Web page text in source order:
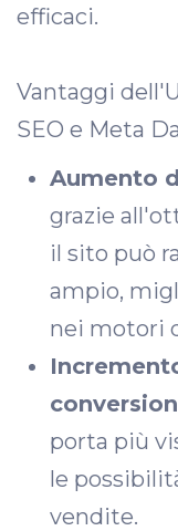
efficaci.
Vantaggi
SEO e Meta
Aumento
grazie
il sito può
ampio,
nei motori
porta più
le
vendite.